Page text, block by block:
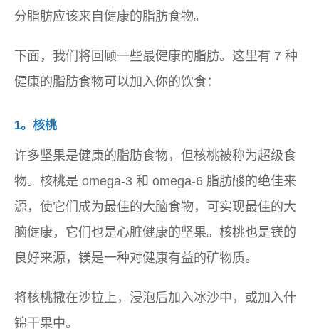
分脂肪应该来自健康的脂肪食物。
下面，我们将回顾一些最健康的脂肪。这里有 7 种
健康的脂肪食物可以加入你的饮食：
1。核桃
许多坚果是健康的脂肪食物，但核桃被称为超级食
物。核桃是 omega-3 和 omega-6 脂肪酸的绝佳来
源，使它们成为最佳的大脑食物，可实现最佳的大
脑健康，它们也是心脏健康的坚果。核桃也是镁的
良好来源，镁是一种对健康有益的矿物质。
将核桃撒在沙拉上，浸泡后加入冰沙中，或加入什
锦干果中。